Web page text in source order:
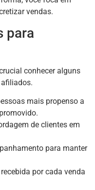
vendas.
para
conhecer alguns
mais propenso a
de clientes em
para manter
por cada venda